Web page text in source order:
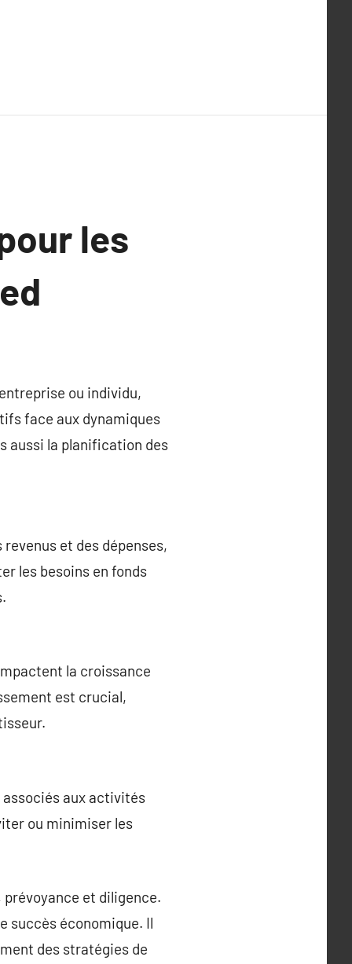
les
ou individu,
face aux dynamiques
aussi la planification des
et des dépenses,
les besoins en fonds
la croissance
est crucial,
aux activités
ou minimiser les
et diligence.
succès économique. Il
des stratégies de